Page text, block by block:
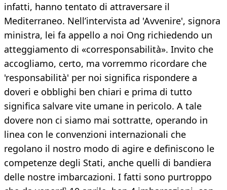
infatti, hanno tentato di attraversare il
Mediterraneo. Nell’intervista ad 'Avvenire', signora
ministra, lei fa appello a noi Ong richiedendo un
atteggiamento di «corresponsabilità». Invito che
accogliamo, certo, ma vorremmo ricordare che
'responsabilità' per noi significa rispondere a
doveri e obblighi ben chiari e prima di tutto
significa salvare vite umane in pericolo. A tale
dovere non ci siamo mai sottratte, operando in
linea con le convenzioni internazionali che
regolano il nostro modo di agire e definiscono le
competenze degli Stati, anche quelli di bandiera
delle nostre imbarcazioni. I fatti sono purtroppo